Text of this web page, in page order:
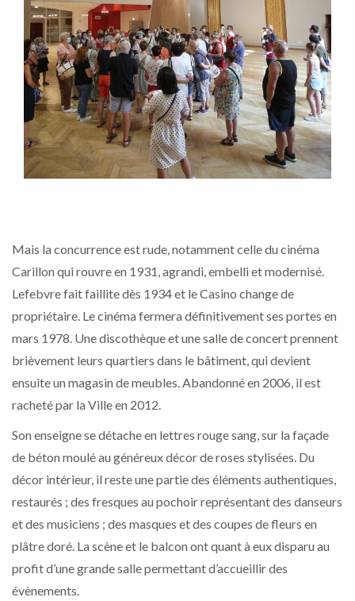
Mais la concurrence est rude, notamment celle du cinéma
Carillon qui rouvre en 1931, agrandi, embelli et modernisé.
Lefebvre fait faillite dès 1934 et le Casino change de
propriétaire. Le cinéma fermera définitivement ses portes en
mars 1978. Une discothèque et une salle de concert prennent
brièvement leurs quartiers dans le bâtiment, qui devient
ensuite un magasin de meubles. Abandonné en 2006, il est
racheté par la Ville en 2012.
Son enseigne se détache en lettres rouge sang, sur la façade
de béton moulé au généreux décor de roses stylisées. Du
décor intérieur, il reste une partie des éléments authentiques,
restaurés ; des fresques au pochoir représentant des danseurs
et des musiciens ; des masques et des coupes de fleurs en
plâtre doré. La scène et le balcon ont quant à eux disparu au
profit d’une grande salle permettant d’accueillir des
évènements.